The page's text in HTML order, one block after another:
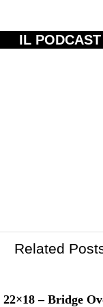
IL PODCAST
Related
22×18 – Bridge